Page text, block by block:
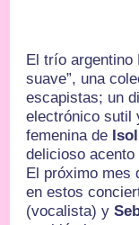
El trío argentino
suave”, una
escapistas; un
electrónico sutil
femenina de Isol
delicioso
El próximo mes
en estos
(vocalista) y